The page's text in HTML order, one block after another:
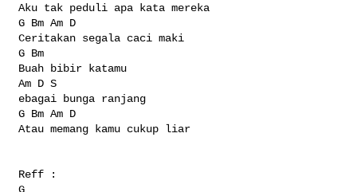
Aku tak peduli apa kata mereka
G Bm Am D
Ceritakan segala caci maki
G Bm
Buah bibir katamu
Am D S
ebagai bunga ranjang
G Bm Am D
Atau memang kamu cukup liar
Reff :
G